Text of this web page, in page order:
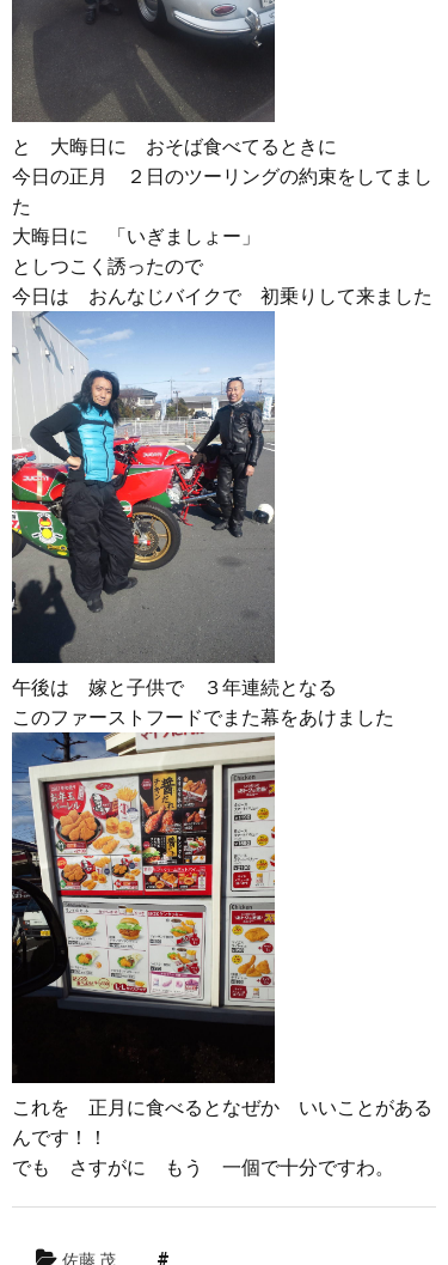
と 大晦日に おそば食べてるときに
今日の正月 ２日のツーリングの約束をしてまし
た
大晦日に 「いぎましょー」
としつこく誘ったので
今日は おんなじバイクで 初乗りして来ました
午後は 嫁と子供で ３年連続となる
このファーストフードでまた幕をあけました
これを 正月に食べるとなぜか いいことがある
んです！！
でも さすがに もう 一個で十分ですわ。
佐藤 茂